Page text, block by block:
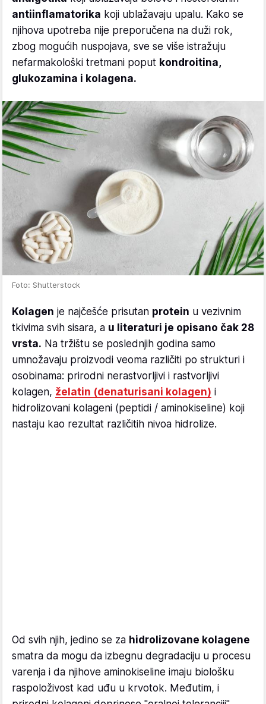
antiinflamatorika koji ublažavaju upalu. Kako se
njihova upotreba nije preporučena na duži rok,
zbog mogućih nuspojava, sve se više istražuju
nefarmakološki tretmani poput kondroitina,
glukozamina i kolagena.
Foto: Shutterstock
Kolagen je najčešće prisutan protein u vezivnim
tkivima svih sisara, a u literaturi je opisano čak 28
vrsta. Na tržištu se poslednjih godina samo
umnožavaju proizvodi veoma različiti po strukturi i
osobinama: prirodni nerastvorljivi i rastvorljivi
kolagen, želatin (denaturisani kolagen) i
hidrolizovani kolageni (peptidi / aminokiseline) koji
nastaju kao rezultat različitih nivoa hidrolize.
Od svih njih, jedino se za hidrolizovane kolagene
smatra da mogu da izbegnu degradaciju u procesu
varenja i da njihove aminokiseline imaju biološku
raspoloživost kad uđu u krvotok. Međutim, i